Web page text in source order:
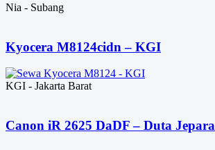
Nia - Subang
Kyocera M8124cidn – KGI
KGI - Jakarta Barat
Canon iR 2625 DaDF – Duta Jepara